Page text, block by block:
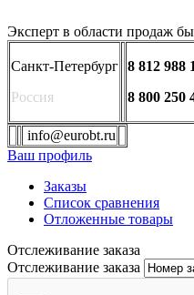
Эксперт в области продаж
Санкт-Петербург
Россия
8 812 988
8 800 250
info@eurobt.ru
Ваш профиль
Заказы
Список сравнения
Отложенные товары
Отслеживание заказа
Отслеживание заказа